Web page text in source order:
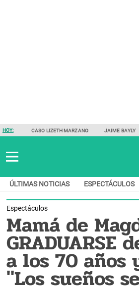
HOY: CASO LIZETH MARZANO JAIME BAYLY
ÚLTIMAS NOTICIAS ESPECTÁCULOS
Espectáculos
Mamá de
GRADUARSE
a los 70 años
"Los sueños